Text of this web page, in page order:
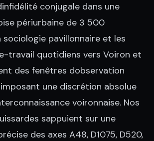
conjugale dans une
périurbaine de 3 500
pavillonnaire et les
travail quotidiens vers Voiron et
des fenêtres dobservation
une discrétion absolue
voironnaise. Nos
sappuient sur une
des axes A48, D1075, D520,